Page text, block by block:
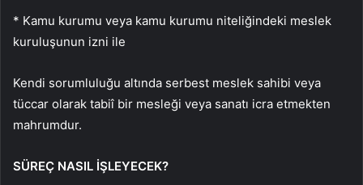
* Kamu kurumu veya kamu kurumu niteliğindeki meslek
kuruluşunun izni ile
Kendi sorumluluğu altında serbest meslek sahibi veya
tüccar olarak tabiî bir mesleği veya sanatı icra etmekten
mahrumdur.
SÜREÇ NASIL İŞLEYECEK?